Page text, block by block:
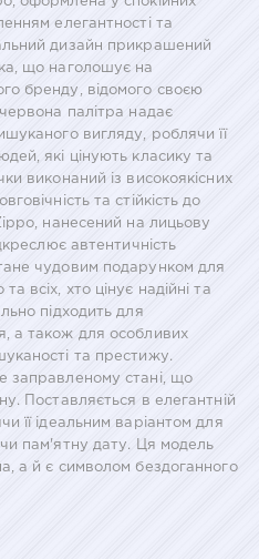
елегантності та
дизайн прикрашений
що наголошує на
бренду, відомого своєю
палітра надає
вигляду, роблячи її
які цінують класику та
виконаний із високоякісних
та стійкість до
нанесений на лицьову
автентичність
чудовим подарунком для
всіх, хто цінує надійні та
підходить для
а також для особливих
та престижу.
заправленому стані, що
Поставляється в елегантній
її ідеальним варіантом для
пам'ятну дату. Ця модель
а й є символом бездоганного